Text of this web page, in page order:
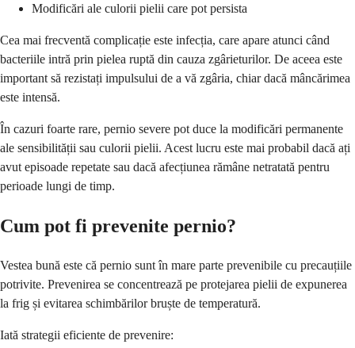
Modificări ale culorii pielii care pot persista
Cea mai frecventă complicație este infecția, care apare atunci când
bacteriile intră prin pielea ruptă din cauza zgârieturilor. De aceea este
important să rezistați impulsului de a vă zgâria, chiar dacă mâncărimea
este intensă.
În cazuri foarte rare, pernio severe pot duce la modificări permanente
ale sensibilității sau culorii pielii. Acest lucru este mai probabil dacă ați
avut episoade repetate sau dacă afecțiunea rămâne netratată pentru
perioade lungi de timp.
Cum pot fi prevenite pernio?
Vestea bună este că pernio sunt în mare parte prevenibile cu precauțiile
potrivite. Prevenirea se concentrează pe protejarea pielii de expunerea
la frig și evitarea schimbărilor bruște de temperatură.
Iată strategii eficiente de prevenire: